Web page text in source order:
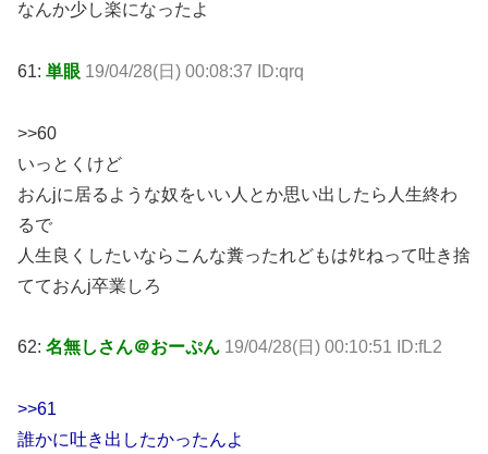
なんか少し楽になったよ
61: 単眼 19/04/28(日) 00:08:37 ID:qrq
>>60
いっとくけど
おんjに居るような奴をいい人とか思い出したら人生終わ
るで
人生良くしたいならこんな糞ったれどもはﾀﾋねって吐き捨
てておんj卒業しろ
62: 名無しさん＠おーぷん 19/04/28(日) 00:10:51 ID:fL2
>>61
誰かに吐き出したかったんよ